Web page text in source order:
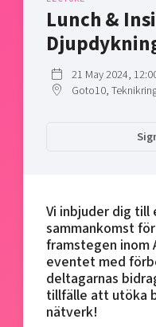
Shaping cities and
Bright East
East Sweden Tech
Upscaling
Talent & skills
Startup & industry
Offers to boost your
Our community of
Projects
Publications
Project toolbox
Reach out to us
Locations
Today's lunch in
Lunch &
21 May 2024,
Goto10,
Vi inbjuder dig till
sammankomst
framstegen inom
eventet med
deltagarnas
tillfälle att utöka
nätverk!